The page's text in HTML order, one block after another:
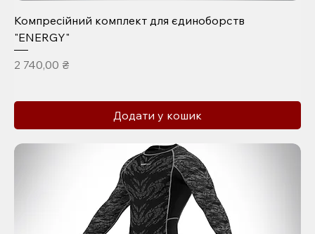
Компресійний комплект для єдиноборств
"ENERGY"
Ціна
2 740,00 ₴
Додати у кошик